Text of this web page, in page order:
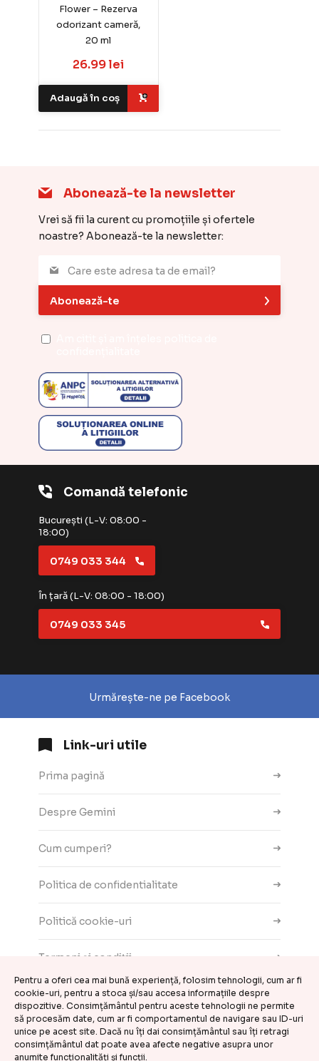
Pentru a oferi cea mai bună experiență, folosim tehnologii, cum ar fi
cookie-uri, pentru a stoca și/sau accesa informațiile despre
dispozitive. Consimțământul pentru aceste tehnologii ne permite
să procesăm date, cum ar fi comportamentul de navigare sau ID-uri
unice pe acest site. Dacă nu îți dai consimțământul sau îți retragi
consimțământul dat poate avea afecte negative asupra unor
anumite funcționalități și funcții.
Flower – Rezerva
odorizant cameră,
20 ml
26.99 lei
Adaugă în coș
Comandă telefonic
București (L-V: 08:00 -
18:00)
0749 033 344
În țară (L-V: 08:00 - 18:00)
0749 033 345
Urmărește-ne pe Facebook
Link-uri utile
Prima pagină
Despre Gemini
Cum cumperi?
Politica de confidentialitate
Politică cookie-uri
Termeni și condiții
Contact
ANPC
Abonează-te la newsletter
Vrei să fii la curent cu promoțiile și ofertele
noastre? Abonează-te la newsletter:
Abonează-te